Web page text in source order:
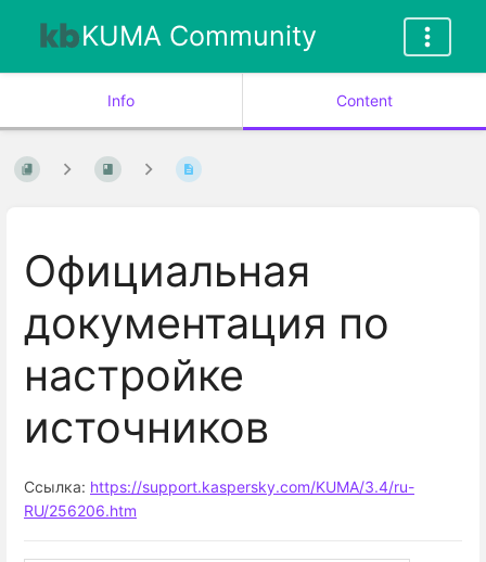
KUMA Community
Info Content
Официальная
документация по
настройке
источников
Ссылка: https://support.kaspersky.com/KUMA/3.4/ru-
RU/256206.htm